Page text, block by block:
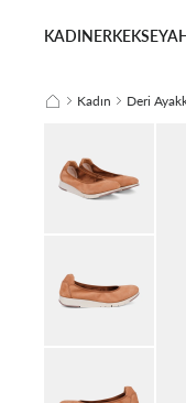
KADINERKEK
Kadın Deri